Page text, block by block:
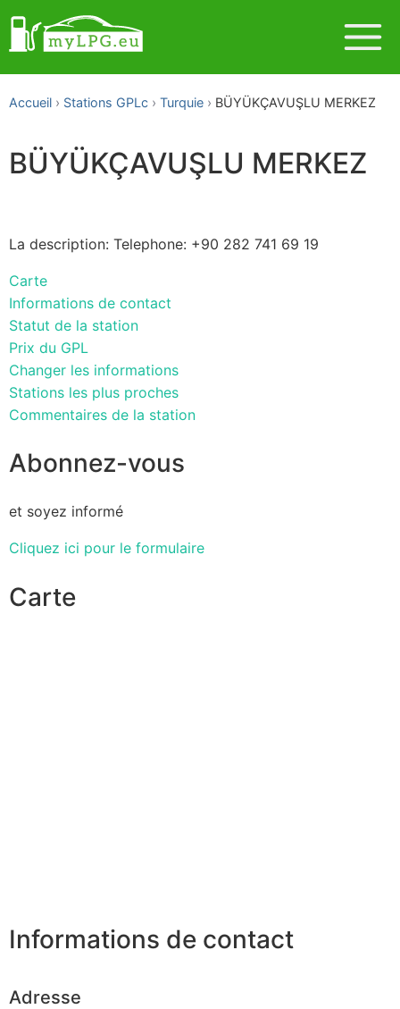
Accueil Stations GPLc Turquie BÜYÜKÇAVUŞLU MERKEZ
BÜYÜKÇAVUŞLU MERKEZ
La description: Telephone: +90 282 741 69 19
Carte
Informations de contact
Statut de la station
Prix du GPL
Changer les informations
Stations les plus proches
Commentaires de la station
Abonnez-vous
et soyez informé
Cliquez ici pour le formulaire
Carte
Informations de contact
Adresse